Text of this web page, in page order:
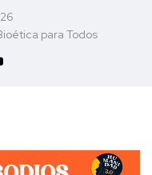
para Todos